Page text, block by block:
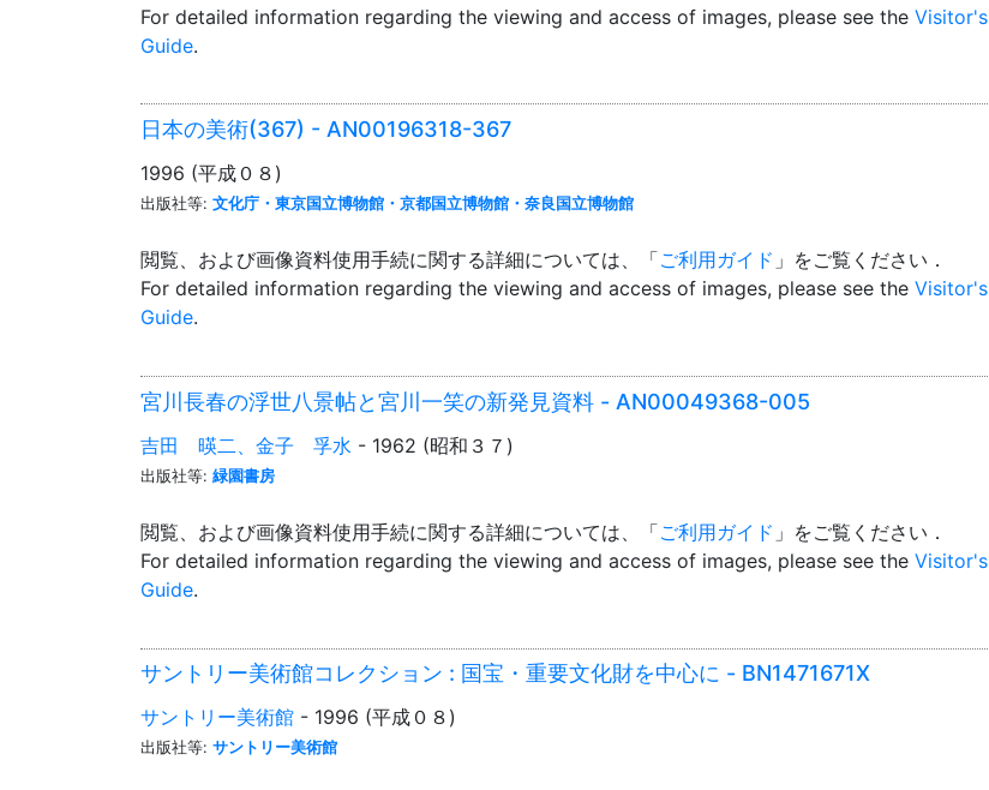
For detailed information regarding the viewing and access of images, please see the Visitor's
Guide.
日本の美術(367) - AN00196318-367
1996 (平成０８)
出版社等: 文化庁・東京国立博物館・京都国立博物館・奈良国立博物館
閲覧、および画像資料使用手続に関する詳細については、「ご利用ガイド 」をご覧ください．
For detailed information regarding the viewing and access of images, please see the Visitor's
Guide.
宮川長春の浮世八景帖と宮川一笑の新発見資料 - AN00049368-005
吉田 暎二、金子 孚水 - 1962 (昭和３７)
出版社等: 緑園書房
閲覧、および画像資料使用手続に関する詳細については、「ご利用ガイド 」をご覧ください．
For detailed information regarding the viewing and access of images, please see the Visitor's
Guide.
サントリー美術館コレクション : 国宝・重要文化財を中心に - BN1471671X
サントリー美術館 - 1996 (平成０８)
出版社等: サントリー美術館